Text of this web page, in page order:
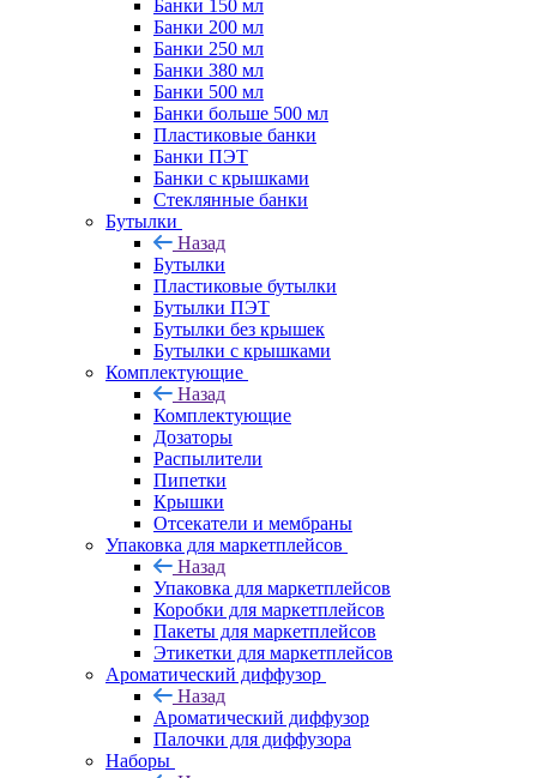
Банки 150 мл
Банки 200 мл
Банки 250 мл
Банки 380 мл
Банки 500 мл
Банки больше 500 мл
Пластиковые банки
Банки ПЭТ
Банки с крышками
Стеклянные банки
Бутылки
Назад
Бутылки
Пластиковые бутылки
Бутылки ПЭТ
Бутылки без крышек
Бутылки с крышками
Комплектующие
Назад
Комплектующие
Дозаторы
Распылители
Пипетки
Крышки
Отсекатели и мембраны
Упаковка для маркетплейсов
Назад
Упаковка для маркетплейсов
Коробки для маркетплейсов
Пакеты для маркетплейсов
Этикетки для маркетплейсов
Ароматический диффузор
Назад
Ароматический диффузор
Палочки для диффузора
Наборы